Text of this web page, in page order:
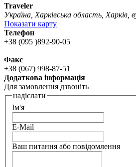
Traveler
Україна, Харківська область, Харків,
Показати карту
Телефон
+38 (095 )892-90-05
Факс
+38 (067) 998-87-51
Додаткова інформація
Для замовлення дзвоніть
надіслати
Ім'я
E-Mail
Ваш питання або повідомлення